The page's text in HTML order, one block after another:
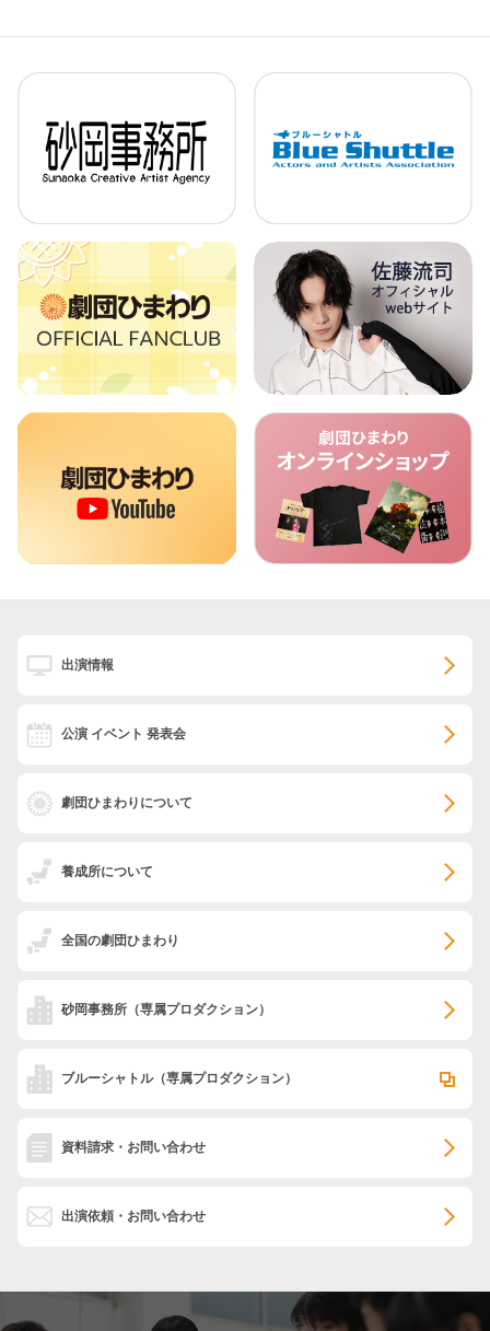
出演情報
公演 イベント 発表会
劇団ひまわりについて
養成所について
全国の劇団ひまわり
砂岡事務所 （専属プロダクション）
ブルーシャトル（専属プロダクション）
資料請求・お問い合わせ
出演依頼・お問い合わせ